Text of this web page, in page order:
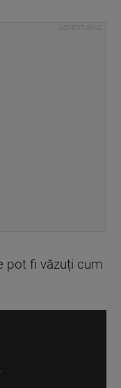
pot fi văzuți cum